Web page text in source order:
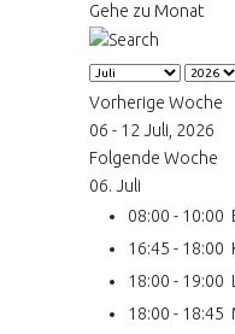
Gehe zu Monat
Vorherige Woche
06 - 12 Juli, 2026
Folgende Woche
06. Juli
08:00 - 10:00
16:45 - 18:00
18:00 - 19:00
18:00 - 18:45